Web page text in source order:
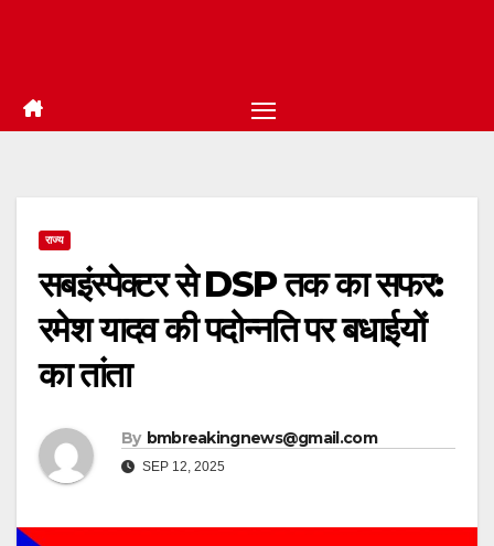
राज्य
सबइंस्पेक्टर से DSP तक का सफर:
रमेश यादव की पदोन्नति पर बधाईयों
का तांता
By bmbreakingnews@gmail.com
SEP 12, 2025